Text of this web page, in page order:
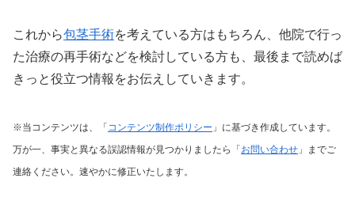
これから包茎手術を考えている方はもちろん、他院で行っ
た治療の再手術などを検討している方も、最後まで読めば
きっと役立つ情報をお伝えしていきます。
※当コンテンツは、「 コンテンツ制作ポリシー 」に基づき作成しています。
万が一、事実と異なる誤認情報が見つかりましたら「お問い合わせ 」までご
連絡ください。速やかに修正いたします。